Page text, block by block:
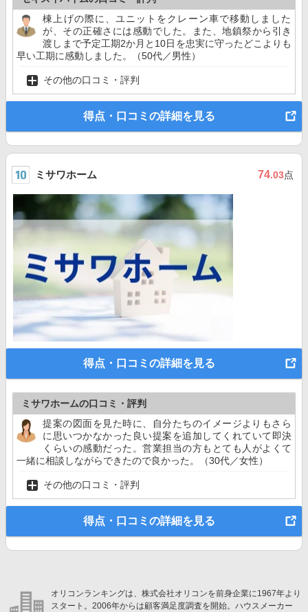
棟上げの際に、ユニットをクレーン車で移動しました
が、その正確さには感動でした。また、地鎮祭から引き
渡しまで予定工期2か月と10日を忠実に守ったどこよりも
早い工期に感動しました。（50代／男性）
その他の口コミ・評判
得点・口コミの詳細を見る
ミサワホーム 74.03点
得点・口コミの詳細を見る
ミサワホームの口コミ・評判
提案の図面を見た時に、自分たちのイメージよりもさら
に思いつかなかった良い提案を追加してくれていて即決
くらいの感動だった。営業担当の方もとても人がよくて
一緒に相談しながらできたので良かった。（30代／女性）
その他の口コミ・評判
得点・口コミの詳細を見る
オリコンランキングは、株式会社オリコンを前身企業に1967年より
スタート。2006年からは顧客満足度調査を開始。ハウスメーカー